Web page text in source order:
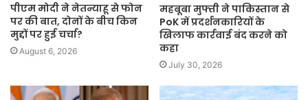
पीएम मोदी ने नेतन्याहू से फोन
पर की बात, दोनों के बीच किन
मुद्दों पर हुई चर्चा?
August 6, 2026
महबूबा मुफ्ती ने पाकिस्तान से
PoK में प्रदर्शनकारियों के
खिलाफ कार्रवाई बंद करने को
कहा
July 30, 2026